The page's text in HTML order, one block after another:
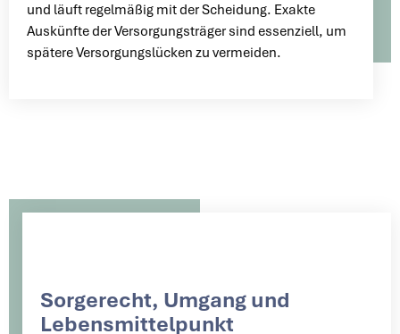
und läuft regelmäßig mit der Scheidung. Exakte
Auskünfte der Versorgungsträger sind essenziell, um
spätere Versorgungslücken zu vermeiden.
Sorgerecht, Umgang und
Lebensmittelpunkt